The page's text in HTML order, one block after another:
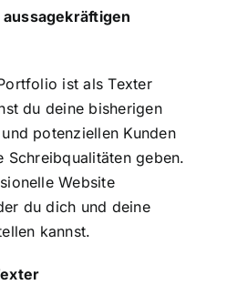
ist als Texter
du deine bisherigen
potenziellen Kunden
Schreibqualitäten geben.
Website
du dich und deine
kannst.